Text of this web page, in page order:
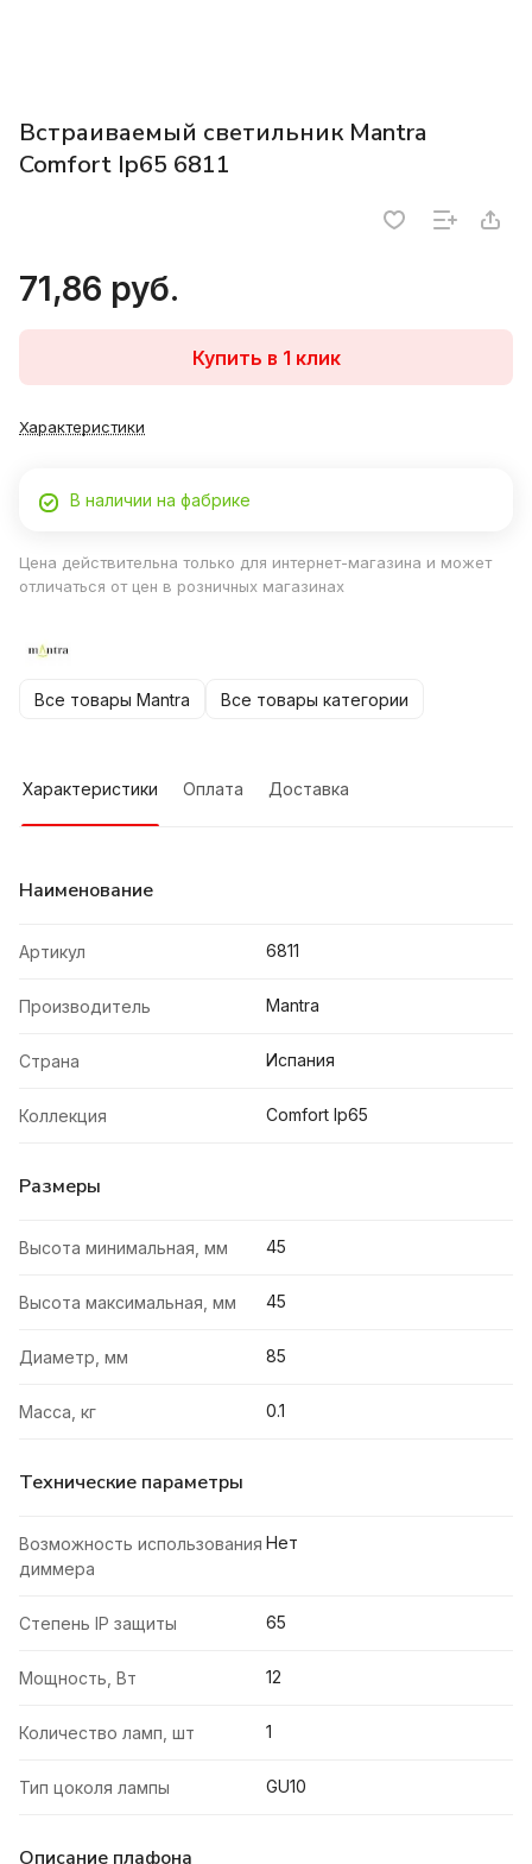
Встраиваемый светильник Mantra
Comfort Ip65 6811
71,86 руб.
Купить в 1 клик
Характеристики
В наличии на фабрике
Цена действительна только для интернет-магазина и может
отличаться от цен в розничных магазинах
Все товары Mantra Все товары категории
Характеристики Оплата Доставка
Наименование
Артикул 6811
Производитель Mantra
Страна Испания
Коллекция Comfort Ip65
Размеры
Высота минимальная, мм 45
Высота максимальная, мм 45
Диаметр, мм 85
Масса, кг 0.1
Технические параметры
Возможность использования
диммера
Нет
Степень IP защиты 65
Мощность, Вт 12
Количество ламп, шт 1
Тип цоколя лампы GU10
Описание плафона